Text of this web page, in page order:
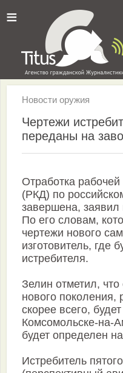
≡
Новости оружия
Чертежи
переданы на
Отработка рабочей
(РКД) по
завершена,
По его словам,
чертежи нового
изготовитель, где
истребителя.
Зелин отметил,
нового поколения,
скорее всего,
Комсомольске-на-
будет определен
Истребитель